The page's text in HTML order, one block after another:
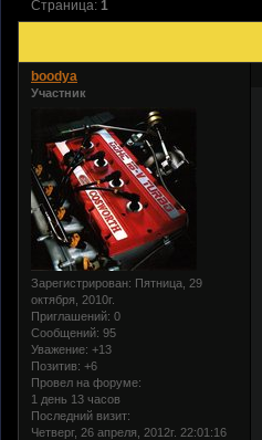
Страница:1
boodya
Участник
Зарегистрирован: Пятница, 29
октября, 2010г.
Приглашений: 0
Сообщений: 95
Уважение: +13
Позитив: +6
Провел на форуме:
1 день 13 часов
Последний визит:
Четверг, 26 апреля, 2012г. 22:01:16